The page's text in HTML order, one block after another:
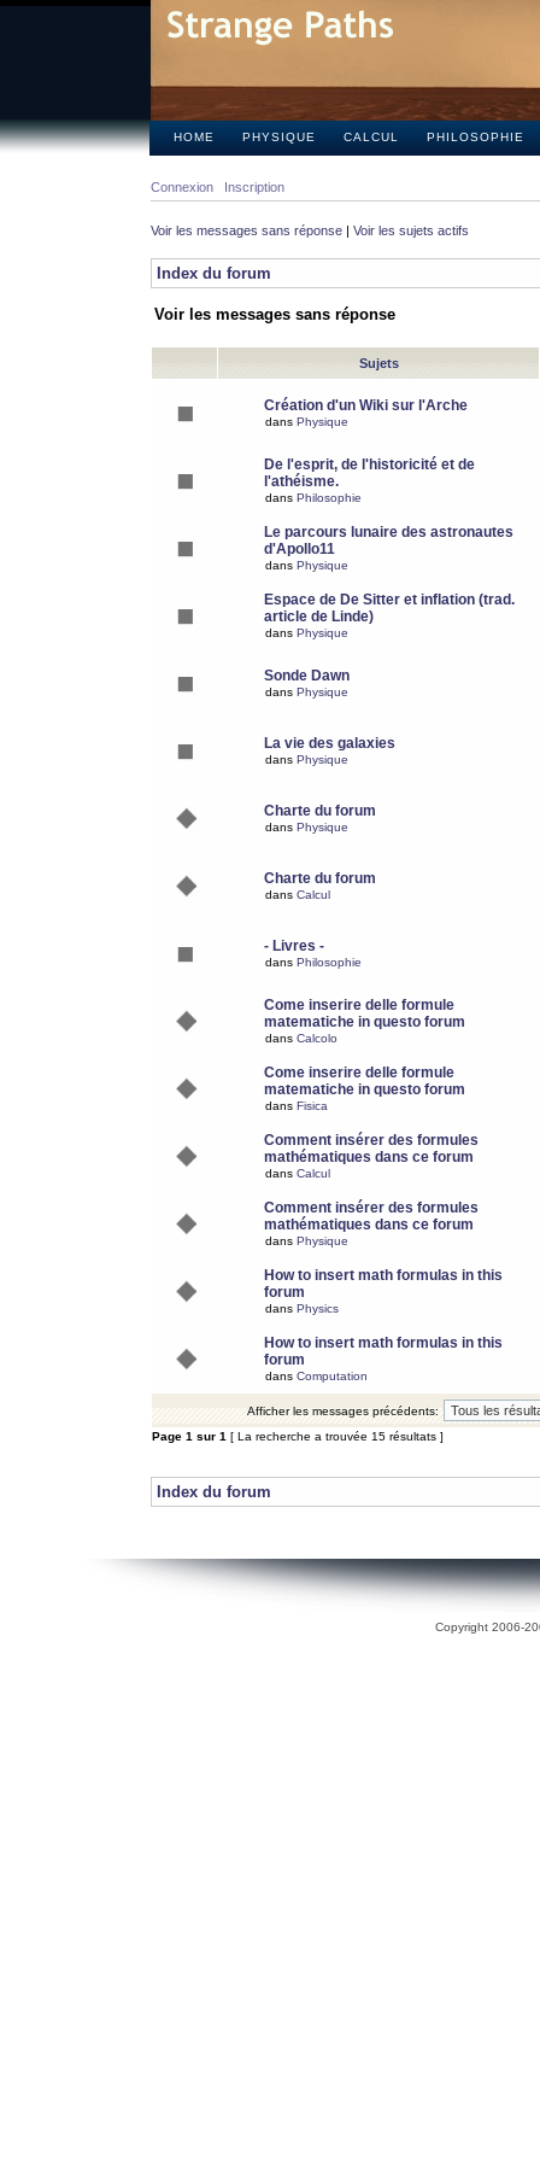
HOME PHYSIQUE CALCUL PHILOSOPHIE
Connexion Inscription
Voir les messages sans réponse | Voir les sujets actifs
Index du forum
Voir les messages sans réponse
Sujets
Création d'un Wiki sur l'Arche
dans Physique
De l'esprit, de l'historicité et de
l'athéisme.
dans Philosophie
Le parcours lunaire des astronautes
d'Apollo11
dans Physique
Espace de De Sitter et inflation (trad.
article de Linde)
dans Physique
Sonde Dawn
dans Physique
La vie des galaxies
dans Physique
Charte du forum
dans Physique
Charte du forum
dans Calcul
- Livres -
dans Philosophie
Come inserire delle formule
matematiche in questo forum
dans Calcolo
Come inserire delle formule
matematiche in questo forum
dans Fisica
Comment insérer des formules
mathématiques dans ce forum
dans Calcul
Comment insérer des formules
mathématiques dans ce forum
dans Physique
How to insert math formulas in this
forum
dans Physics
How to insert math formulas in this
forum
dans Computation
Afficher les messages précédents:
Page 1 sur 1 [ La recherche a trouvée 15 résultats ]
Index du forum
Copyright 2006-